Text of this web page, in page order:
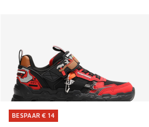
BESPAAR € 14
BESPAAR € 14